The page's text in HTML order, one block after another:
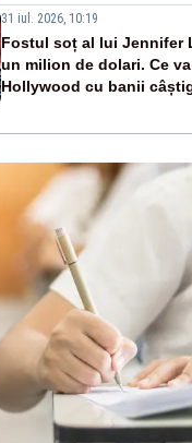
31 iul. 2026, 10:19
Fostul soț al lui Jennifer
un milion de dolari. Ce
Hollywood cu banii